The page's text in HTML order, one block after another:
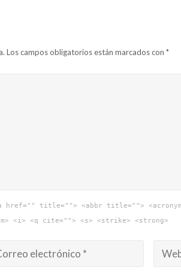
Los campos obligatorios están marcados con*
href="" title=""> <abbr title="">
<i> <q cite=""> <s> <strike> <strong>